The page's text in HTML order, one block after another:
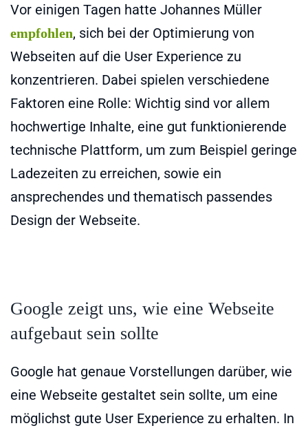
Vor einigen Tagen hatte Johannes Müller
empfohlen, sich bei der Optimierung von
Webseiten auf die User Experience zu
konzentrieren. Dabei spielen verschiedene
Faktoren eine Rolle: Wichtig sind vor allem
hochwertige Inhalte, eine gut funktionierende
technische Plattform, um zum Beispiel geringe
Ladezeiten zu erreichen, sowie ein
ansprechendes und thematisch passendes
Design der Webseite.
Google zeigt uns, wie eine Webseite
aufgebaut sein sollte
Google hat genaue Vorstellungen darüber, wie
eine Webseite gestaltet sein sollte, um eine
möglichst gute User Experience zu erhalten. In